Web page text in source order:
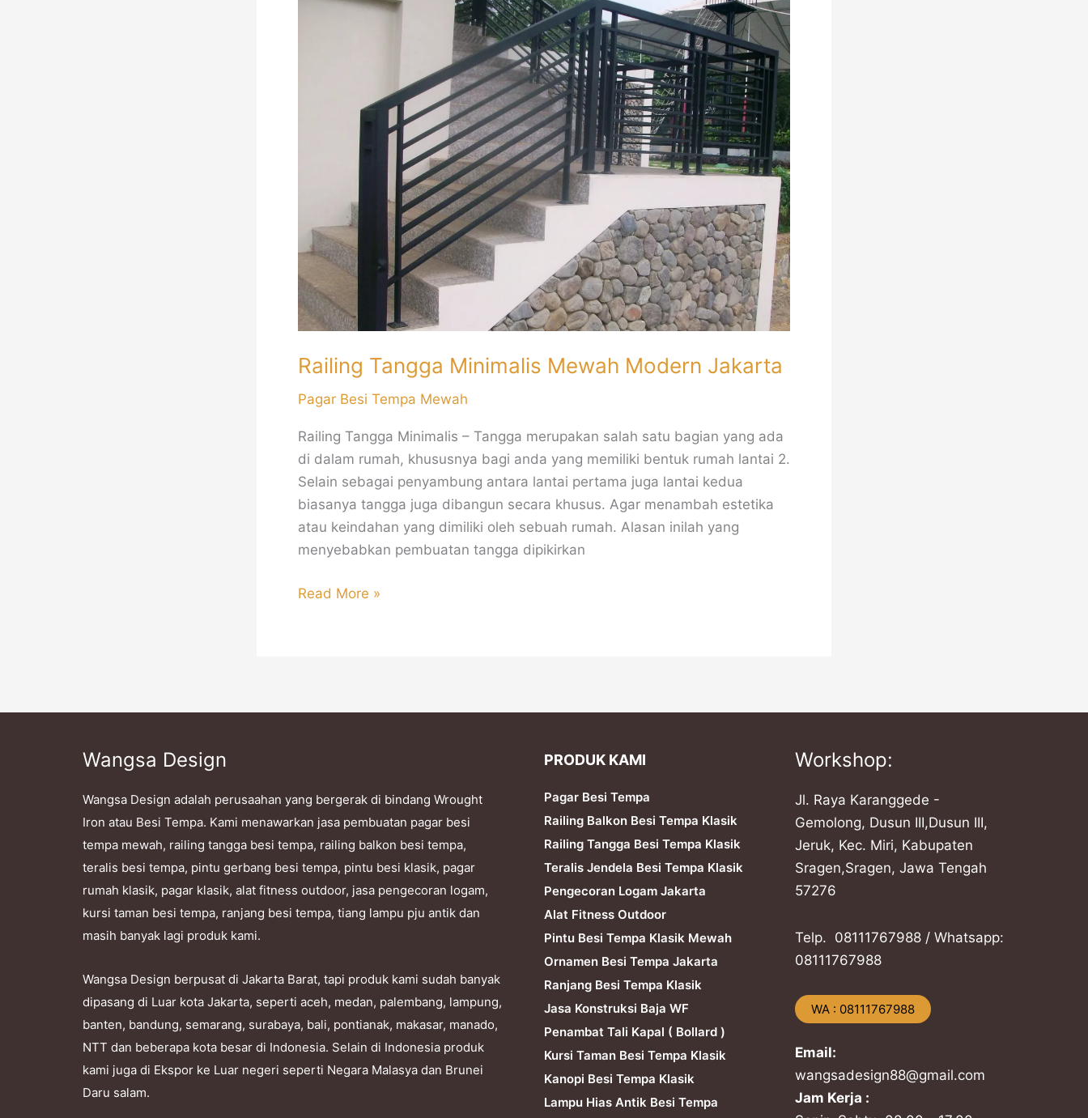
Railing Tangga Minimalis Mewah Modern Jakarta
Pagar Besi Tempa Mewah
Railing Tangga Minimalis – Tangga merupakan salah satu bagian yang ada
di dalam rumah, khususnya bagi anda yang memiliki bentuk rumah lantai 2.
Selain sebagai penyambung antara lantai pertama juga lantai kedua
biasanya tangga juga dibangun secara khusus. Agar menambah estetika
atau keindahan yang dimiliki oleh sebuah rumah. Alasan inilah yang
menyebabkan pembuatan tangga dipikirkan
Read More »
Wangsa Design
Wangsa Design adalah perusaahan yang bergerak di bindang Wrought
Iron atau Besi Tempa. Kami menawarkan jasa pembuatan pagar besi
tempa mewah, railing tangga besi tempa, railing balkon besi tempa,
teralis besi tempa, pintu gerbang besi tempa, pintu besi klasik, pagar
rumah klasik, pagar klasik, alat fitness outdoor, jasa pengecoran logam,
kursi taman besi tempa, ranjang besi tempa, tiang lampu pju antik dan
masih banyak lagi produk kami.
Wangsa Design berpusat di Jakarta Barat, tapi produk kami sudah banyak
dipasang di Luar kota Jakarta, seperti aceh, medan, palembang, lampung,
banten, bandung, semarang, surabaya, bali, pontianak, makasar, manado,
NTT dan beberapa kota besar di Indonesia. Selain di Indonesia produk
kami juga di Ekspor ke Luar negeri seperti Negara Malasya dan Brunei
Daru salam.
PRODUK KAMI
Pagar Besi Tempa
Railing Balkon Besi Tempa Klasik
Railing Tangga Besi Tempa Klasik
Teralis Jendela Besi Tempa Klasik
Pengecoran Logam Jakarta
Alat Fitness Outdoor
Pintu Besi Tempa Klasik Mewah
Ornamen Besi Tempa Jakarta
Ranjang Besi Tempa Klasik
Jasa Konstruksi Baja WF
Penambat Tali Kapal ( Bollard )
Kursi Taman Besi Tempa Klasik
Kanopi Besi Tempa Klasik
Lampu Hias Antik Besi Tempa
Workshop:
Jl. Raya Karanggede -
Gemolong, Dusun III,Dusun III,
Jeruk, Kec. Miri, Kabupaten
Sragen,Sragen, Jawa Tengah
57276
Telp. ​08111767988 / Whatsapp:
​08111767988
​WA : 08111767988
Email:
wangsadesign88@gmail.com
Jam Kerja :